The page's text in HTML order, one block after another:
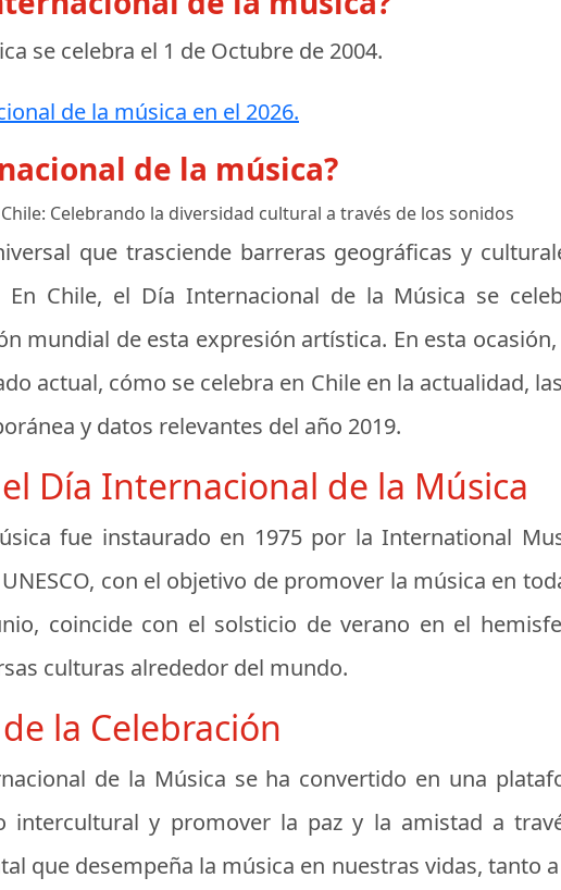
se celebra el 1 de Octubre de 2004.
de la música en el 2026.
de la música?
Celebrando la diversidad cultural a través de los sonidos
que trasciende barreras geográficas y
Chile, el Día Internacional de la Música se
mundial de esta expresión artística. En esta
actual, cómo se celebra en Chile en la actualidad,
y datos relevantes del año 2019.
Día Internacional de la Música
fue instaurado en 1975 por la International
con el objetivo de promover la música en
coincide con el solsticio de verano en el
culturas alrededor del mundo.
la Celebración
de la Música se ha convertido en una
intercultural y promover la paz y la amistad a
que desempeña la música en nuestras vidas, tanto